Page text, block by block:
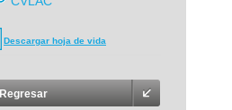
Descargar hoja de vida
Regresar